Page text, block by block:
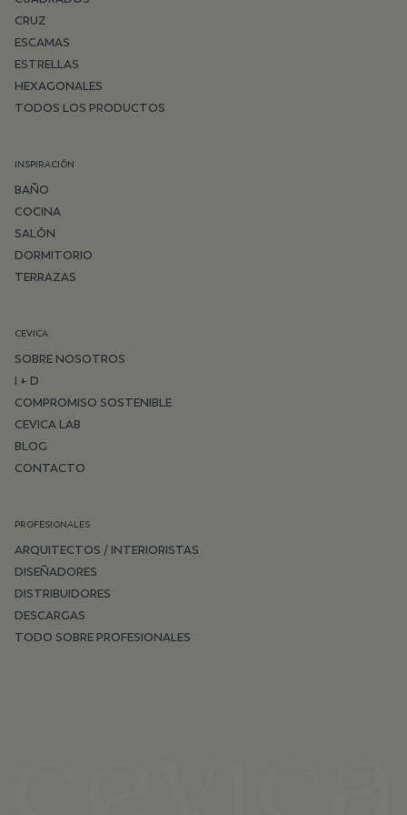
CRUZ
ESCAMAS
ESTRELLAS
HEXAGONALES
TODOS LOS PRODUCTOS
INSPIRACIÓN
BAÑO
COCINA
SALÓN
DORMITORIO
TERRAZAS
CEVICA
SOBRE NOSOTROS
I + D
COMPROMISO SOSTENIBLE
CEVICA LAB
BLOG
CONTACTO
PROFESIONALES
ARQUITECTOS / INTERIORISTAS
DISEÑADORES
DISTRIBUIDORES
DESCARGAS
TODO SOBRE PROFESIONALES